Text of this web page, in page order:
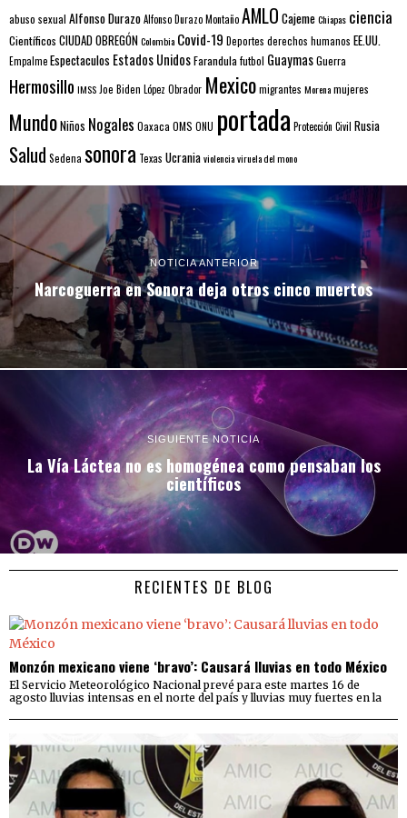
abuso sexual Alfonso DurazoAlfonso Durazo MontañoAMLO CajemeChiapas ciencia
Científicos CIUDAD OBREGÓNColombia Covid-19 Deportes derechos humanos EE.UU.
EmpalmeEspectaculos Estados UnidosFarandula futbol GuaymasGuerra
Hermosillo IMSS Joe Biden López Obrador Mexicomigrantes Morenamujeres
MundoNiños Nogales Oaxaca OMS ONU portada Protección Civil Rusia
Salud Sedena sonora Texas Ucraniaviolenciaviruela del mono
NOTICIA ANTERIOR
Narcoguerra en Sonora deja otros cinco muertos
SIGUIENTE NOTICIA
La Vía Láctea no es homogénea como pensaban los
científicos
RECIENTES DE BLOG
Monzón mexicano viene ‘bravo’: Causará lluvias en todo México
El Servicio Meteorológico Nacional prevé para este martes 16 de
agosto lluvias intensas en el norte del país y lluvias muy fuertes en la